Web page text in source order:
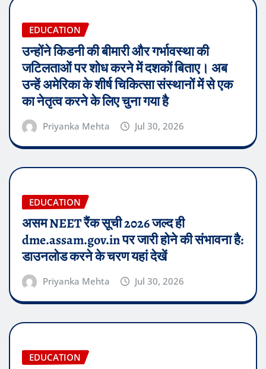
EDUCATION
उन्होंने किडनी की बीमारी और गर्भावस्था की
जटिलताओं पर शोध करने में दशकों बिताए। अब
उन्हें अमेरिका के शीर्ष चिकित्सा संस्थानों में से एक
का नेतृत्व करने के लिए चुना गया है
Priyanka Mehta Jul 30, 2026
EDUCATION
असम NEET रैंक सूची 2026 जल्द ही
dme.assam.gov.in पर जारी होने की संभावना है:
डाउनलोड करने के चरण यहां देखें
Priyanka Mehta Jul 30, 2026
EDUCATION